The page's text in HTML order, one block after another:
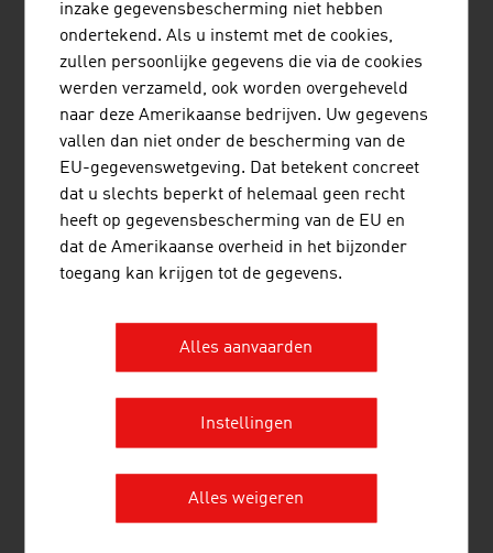
WATERKRACHT EN WINDENERGIE IN
OOSTENRIJK
Bron: Federaal Ministerie van Economie, Energie en
Waterkracht 2024
Aandeel aan de productie van primaire
inzake gegevensbescherming niet hebben
ondertekend. Als u instemt met de cookies,
zullen persoonlijke gegevens die via de cookies
werden verzameld, ook worden overgeheveld
naar deze Amerikaanse bedrijven. Uw gegevens
vallen dan niet onder de bescherming van de
EU-gegevenswetgeving. Dat betekent concreet
dat u slechts beperkt of helemaal geen recht
heeft op gegevensbescherming van de EU en
dat de Amerikaanse overheid in het bijzonder
toegang kan krijgen tot de gegevens.
Alles aanvaarden
Instellingen
Alles weigeren